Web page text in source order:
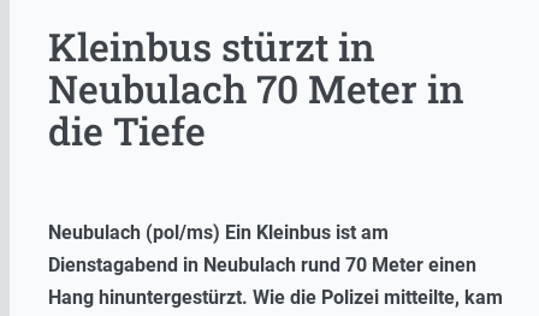
Kleinbus stürzt in
Neubulach 70 Meter in
die Tiefe
Neubulach (pol/ms) Ein Kleinbus ist am
Dienstagabend in Neubulach rund 70 Meter einen
Hang hinuntergestürzt. Wie die Polizei mitteilte, kam